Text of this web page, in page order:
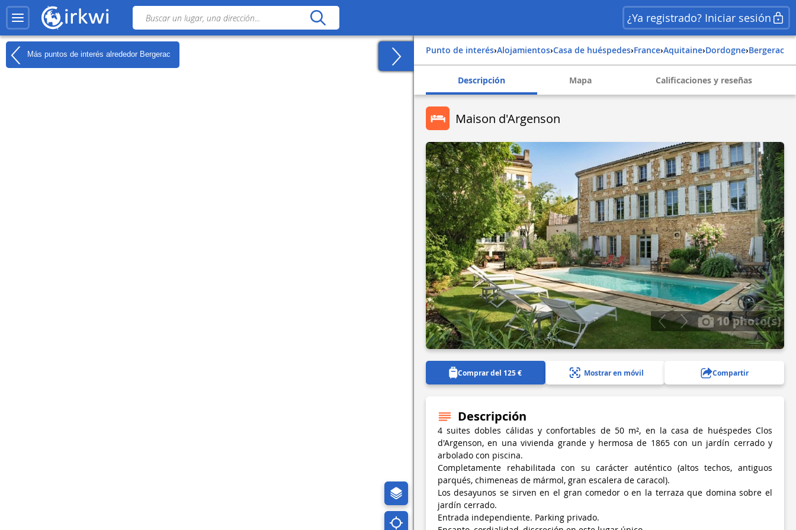
¿Ya registrado? Iniciar sesión
Más puntos de interés alrededor Bergerac Punto de interés› Alojamientos› Casa de huéspedes› france› aquitaine› dordogne› bergerac
Descripción Mapa Calificaciones y reseñas
Maison d'Argenson
10 photo(s)
Comprar del 125 € Mostrar en móvil Compartir
Descripción
4 suites dobles cálidas y confortables de 50 m², en la casa de huéspedes Clos
d'Argenson, en una vivienda grande y hermosa de 1865 con un jardín cerrado y
arbolado con piscina.
Completamente rehabilitada con su carácter auténtico (altos techos, antiguos
parqués, chimeneas de mármol, gran escalera de caracol).
Los desayunos se sirven en el gran comedor o en la terraza que domina sobre el
jardín cerrado.
Entrada independiente. Parking privado.